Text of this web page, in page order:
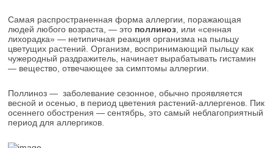
Самая распространенная форма аллергии, поражающая
людей любого возраста, ― это поллиноз , или «сенная
лихорадка» ― нетипичная реакция организма на пыльцу
цветущих растений. Организм, воспринимающий пыльцу как
чужеродный раздражитель, начинает вырабатывать гистамин
― вещество, отвечающее за симптомы аллергии.
Поллиноз ― заболевание сезонное, обычно проявляется
весной и осенью, в период цветения растений-аллергенов. Пик
осеннего обострения ― сентябрь, это самый неблагоприятный
период для аллергиков.